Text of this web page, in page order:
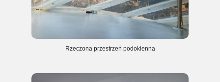
Rzeczona przestrzeń podokienna